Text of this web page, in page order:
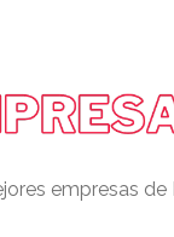
empresas